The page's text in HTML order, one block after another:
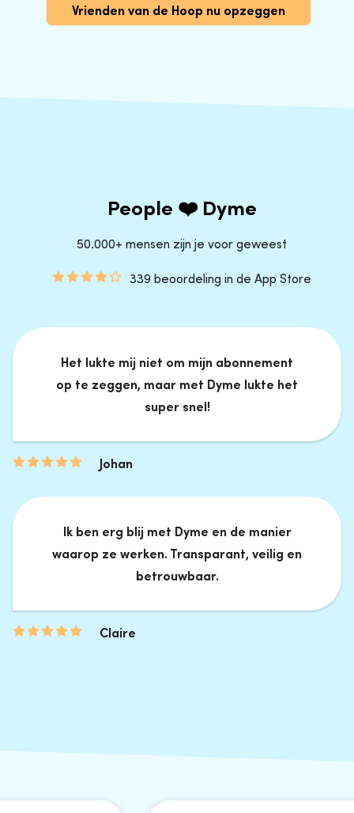
Vrienden van de Hoop nu opzeggen
People ❤️ Dyme
50.000+ mensen zijn je voor geweest
339 beoordeling in de App Store
Het lukte mij niet om mijn abonnement
op te zeggen, maar met Dyme lukte het
super snel!
Johan
Ik ben erg blij met Dyme en de manier
waarop ze werken. Transparant, veilig en
betrouwbaar.
Claire